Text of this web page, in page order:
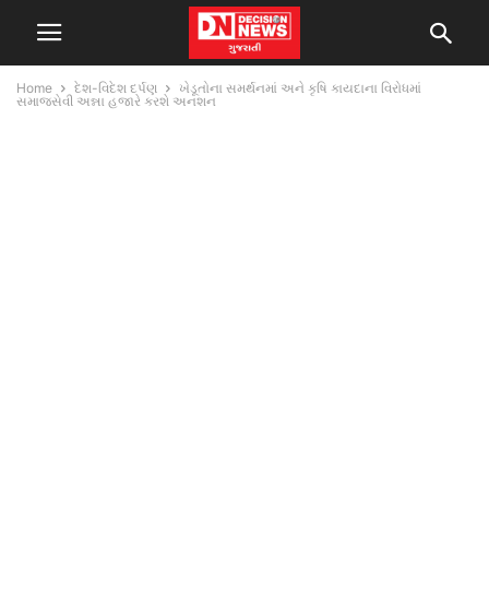
Home દેશ-વિદેશ દર્પણ
ખેડૂતોના સમર્થનમાં અને કૃષિ કાયદાના વિરોધમાં
સમાજસેવી અન્ના હજારે કરશે અનશન